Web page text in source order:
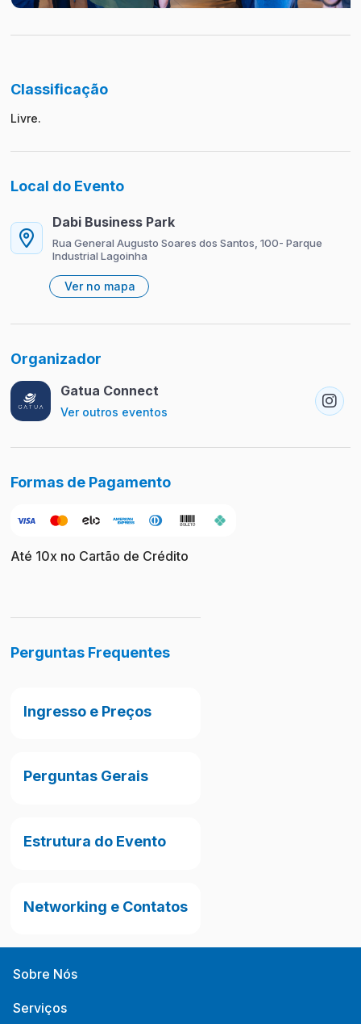
Classificação
Livre.
Local do Evento
Dabi Business Park
Rua General Augusto Soares dos Santos, 100- Parque
Industrial Lagoinha
Ver no mapa
Organizador
Gatua Connect
Ver outros eventos
Formas de Pagamento
Até 10x no Cartão de Crédito
Perguntas Frequentes
Ingresso e Preços
Perguntas Gerais
Estrutura do Evento
Networking e Contatos
Sobre Nós
Serviços